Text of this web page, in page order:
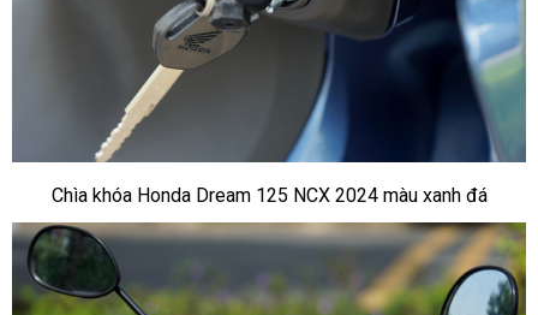
Chìa khóa Honda Dream 125 NCX 2024 màu xanh đá